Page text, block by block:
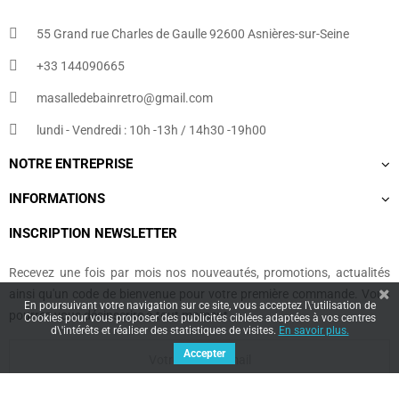
55 Grand rue Charles de Gaulle 92600 Asnières-sur-Seine
+33 144090665​
masalledebainretro@gmail.com
lundi - Vendredi : 10h -13h / 14h30 -19h00
NOTRE ENTREPRISE
INFORMATIONS
INSCRIPTION NEWSLETTER
Recevez une fois par mois nos nouveautés, promotions, actualités
ainsi qu'un code de bienvenue pour votre première commande. Vous
pourrez vous désinscrire à tout moment.
En poursuivant votre navigation sur ce site, vous acceptez l\'utilisation de
Cookies pour vous proposer des publicités ciblées adaptées à vos centres
d\'intérêts et réaliser des statistiques de visites. En savoir plus.
Accepter